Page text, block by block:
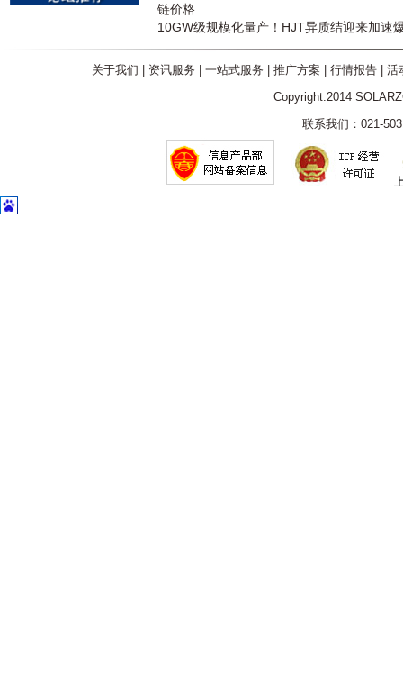
链价格
10GW级规模化量产！HJT异质结迎来加速
关于我们 资讯服务 一站式服务 推广方案 行情报告| 活
Copyright:2014
联系我们：021-